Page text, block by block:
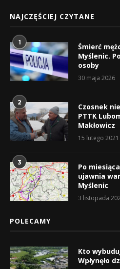
NAJCZĘŚCIEJ CZYTANE
1
Śmierć
Myślenic.
osoby
30 maja 2026
2
Czosnek
PTTK
Makłowicz
15 lutego 2021
3
Po
ujawnia
Myślenic
3 listopada
POLECAMY
Kto
Wpłynęło